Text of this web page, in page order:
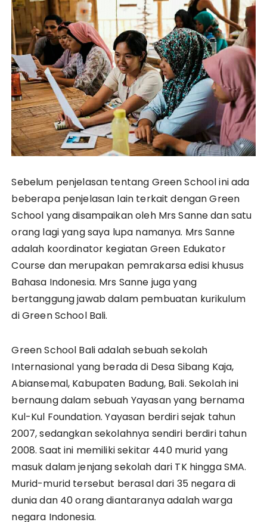
Sebelum penjelasan tentang Green School ini ada
beberapa penjelasan lain terkait dengan Green
School yang disampaikan oleh Mrs Sanne dan satu
orang lagi yang saya lupa namanya. Mrs Sanne
adalah koordinator kegiatan Green Edukator
Course dan merupakan pemrakarsa edisi khusus
Bahasa Indonesia. Mrs Sanne juga yang
bertanggung jawab dalam pembuatan kurikulum
di Green School Bali.
Green School Bali adalah sebuah sekolah
Internasional yang berada di Desa Sibang Kaja,
Abiansemal, Kabupaten Badung, Bali. Sekolah ini
bernaung dalam sebuah Yayasan yang bernama
Kul-Kul Foundation. Yayasan berdiri sejak tahun
2007, sedangkan sekolahnya sendiri berdiri tahun
2008. Saat ini memiliki sekitar 440 murid yang
masuk dalam jenjang sekolah dari TK hingga SMA.
Murid-murid tersebut berasal dari 35 negara di
dunia dan 40 orang diantaranya adalah warga
negara Indonesia.